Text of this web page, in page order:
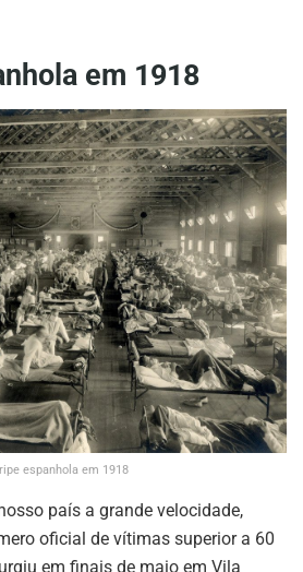
em 1918
espanhola em 1918
país a grande velocidade,
oficial de vítimas superior a 60
em finais de maio em Vila